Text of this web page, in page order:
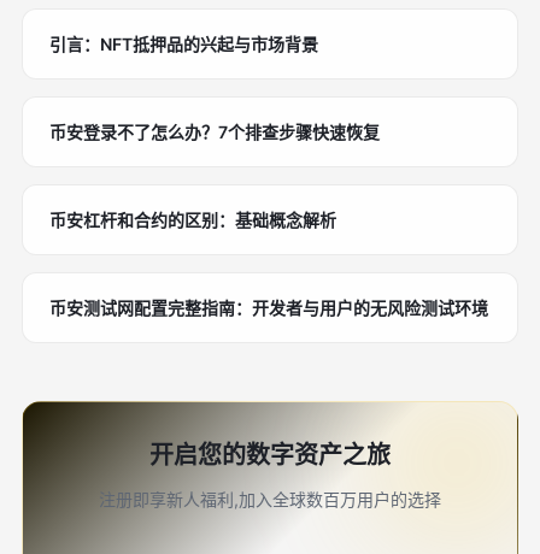
引言：NFT抵押品的兴起与市场背景
币安登录不了怎么办？7个排查步骤快速恢复
币安杠杆和合约的区别：基础概念解析
币安测试网配置完整指南：开发者与用户的无风险测试环境
开启您的数字资产之旅
注册即享新人福利,加入全球数百万用户的选择